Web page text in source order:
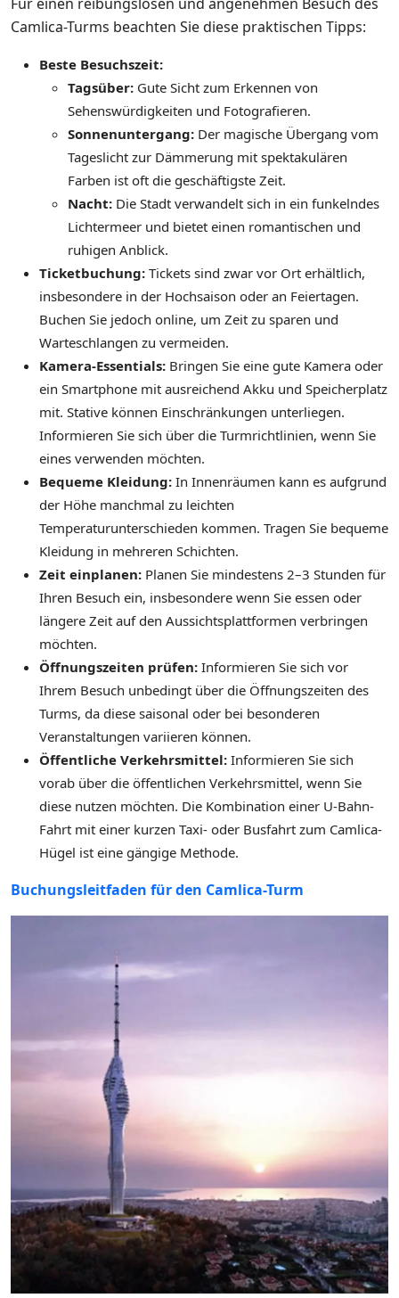
Camlica-Turms beachten Sie diese praktischen Tipps:
Beste Besuchszeit:
Tagsüber: Gute Sicht zum Erkennen von
Sehenswürdigkeiten und Fotografieren.
Sonnenuntergang: Der magische Übergang vom
Tageslicht zur Dämmerung mit spektakulären
Farben ist oft die geschäftigste Zeit.
Nacht: Die Stadt verwandelt sich in ein funkelndes
Lichtermeer und bietet einen romantischen und
ruhigen Anblick.
Ticketbuchung: Tickets sind zwar vor Ort erhältlich,
insbesondere in der Hochsaison oder an Feiertagen.
Buchen Sie jedoch online, um Zeit zu sparen und
Warteschlangen zu vermeiden.
Kamera-Essentials: Bringen Sie eine gute Kamera oder
ein Smartphone mit ausreichend Akku und Speicherplatz
mit. Stative können Einschränkungen unterliegen.
Informieren Sie sich über die Turmrichtlinien, wenn Sie
eines verwenden möchten.
Bequeme Kleidung: In Innenräumen kann es aufgrund
der Höhe manchmal zu leichten
Temperaturunterschieden kommen. Tragen Sie bequeme
Kleidung in mehreren Schichten.
Zeit einplanen: Planen Sie mindestens 2–3 Stunden für
Ihren Besuch ein, insbesondere wenn Sie essen oder
längere Zeit auf den Aussichtsplattformen verbringen
möchten.
Öffnungszeiten prüfen: Informieren Sie sich vor
Ihrem Besuch unbedingt über die Öffnungszeiten des
Turms, da diese saisonal oder bei besonderen
Veranstaltungen variieren können.
Öffentliche Verkehrsmittel: Informieren Sie sich
vorab über die öffentlichen Verkehrsmittel, wenn Sie
diese nutzen möchten. Die Kombination einer U-Bahn-
Fahrt mit einer kurzen Taxi- oder Busfahrt zum Camlica-
Hügel ist eine gängige Methode.
Buchungsleitfaden für den Camlica-Turm